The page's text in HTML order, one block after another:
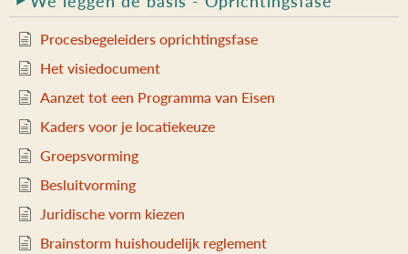
g
Procesbegeleiders oprichtingsfase
Het visiedocument
Aanzet tot een Programma van Eisen
Kaders voor je locatiekeuze
Groepsvorming
Besluitvorming
Juridische vorm kiezen
Brainstorm huishoudelijk reglement